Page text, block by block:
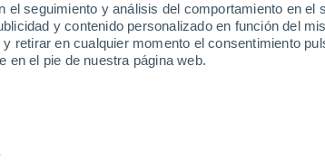
el seguimiento y análisis del comportamiento en el
y contenido personalizado en función del
y retirar en cualquier momento el consentimiento
en el pie de nuestra página web.
NIEVE
TEMPERATURA
2M
GEOP. 850 HPA |